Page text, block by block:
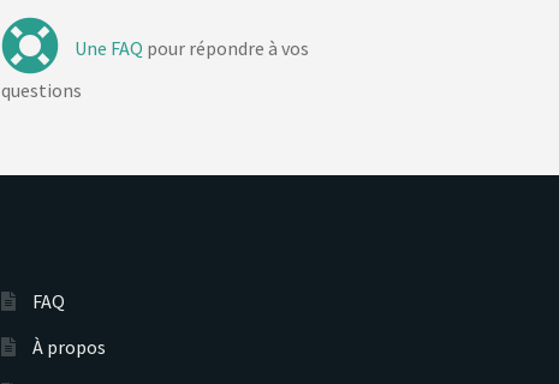
Une FAQ pour répondre à vos
questions
FAQ
À propos